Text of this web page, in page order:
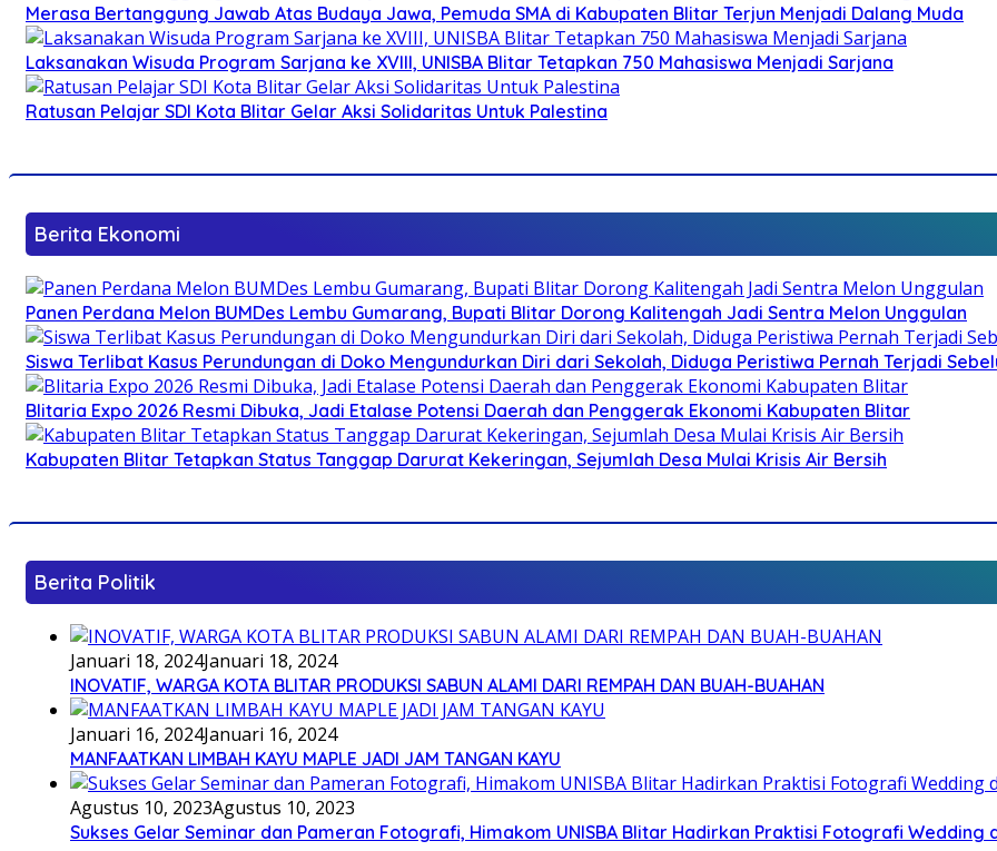
Merasa Bertanggung Jawab Atas Budaya Jawa, Pemuda SMA di Kabupaten Blitar Terjun Menjadi Dalang Muda
Laksanakan Wisuda Program Sarjana ke XVIII, UNISBA Blitar Tetapkan 750 Mahasiswa Menjadi Sarjana
Ratusan Pelajar SDI Kota Blitar Gelar Aksi Solidaritas Untuk Palestina
Berita Ekonomi
Panen Perdana Melon BUMDes Lembu Gumarang, Bupati Blitar Dorong Kalitengah Jadi Sentra Melon Unggulan
Siswa Terlibat Kasus Perundungan di Doko Mengundurkan Diri dari Sekolah, Diduga Peristiwa Pernah Terjadi
Blitaria Expo 2026 Resmi Dibuka, Jadi Etalase Potensi Daerah dan Penggerak Ekonomi Kabupaten Blitar
Kabupaten Blitar Tetapkan Status Tanggap Darurat Kekeringan, Sejumlah Desa Mulai Krisis Air Bersih
Berita Politik
Januari 18, 2024Januari 18, 2024
INOVATIF, WARGA KOTA BLITAR PRODUKSI SABUN ALAMI DARI REMPAH DAN BUAH-BUAHAN
Januari 16, 2024Januari 16, 2024
MANFAATKAN LIMBAH KAYU MAPLE JADI JAM TANGAN KAYU
Agustus 10, 2023Agustus 10, 2023
Sukses Gelar Seminar dan Pameran Fotografi, Himakom UNISBA Blitar Hadirkan Praktisi Fotografi Wedding